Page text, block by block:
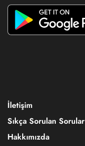
İletişim
Sıkça Sorulan Sorular
Hakkımızda